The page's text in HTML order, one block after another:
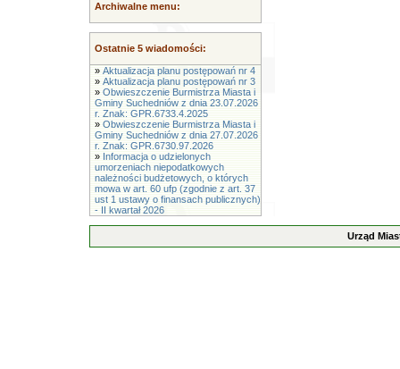
Archiwalne menu:
Ostatnie 5 wiadomości:
» Aktualizacja planu postępowań nr 4
» Aktualizacja planu postępowań nr 3
» Obwieszczenie Burmistrza Miasta i
Gminy Suchedniów z dnia 23.07.2026
r. Znak: GPR.6733.4.2025
» Obwieszczenie Burmistrza Miasta i
Gminy Suchedniów z dnia 27.07.2026
r. Znak: GPR.6730.97.2026
» Informacja o udzielonych
umorzeniach niepodatkowych
należności budżetowych, o których
mowa w art. 60 ufp (zgodnie z art. 37
ust 1 ustawy o finansach publicznych)
- II kwartał 2026
Urząd